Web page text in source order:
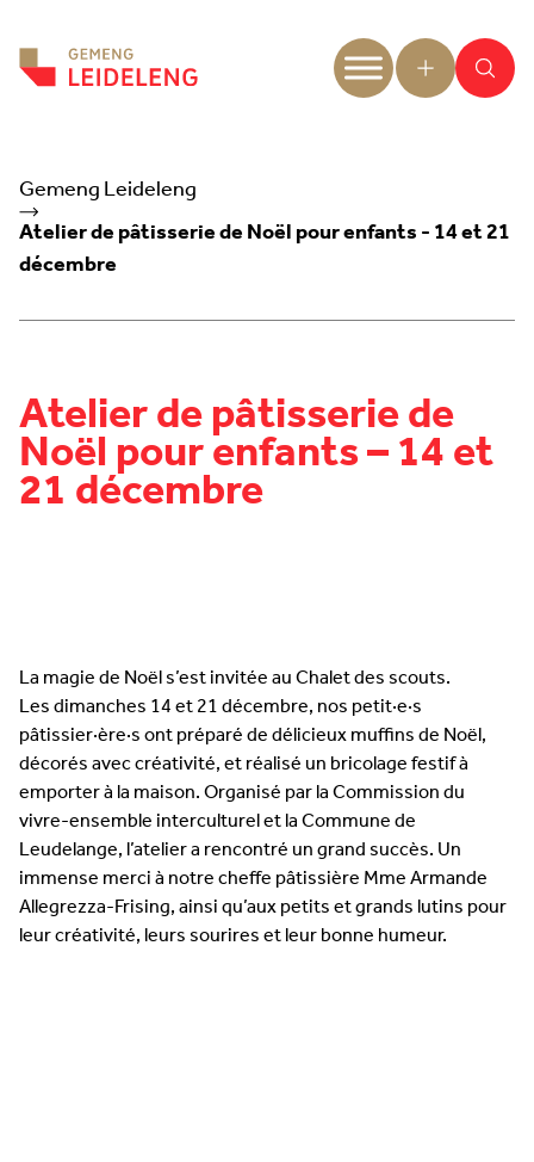
Gemeng Leideleng
Atelier de pâtisserie de Noël pour enfants - 14 et 21
décembre
Atelier de pâtisserie de
Noël pour enfants – 14 et
21 décembre
La magie de Noël s’est invitée au Chalet des scouts.
Les dimanches 14 et 21 décembre, nos petit·e·s
pâtissier·ère·s ont préparé de délicieux muffins de Noël,
décorés avec créativité, et réalisé un bricolage festif à
emporter à la maison. Organisé par la Commission du
vivre-ensemble interculturel et la Commune de
Leudelange, l’atelier a rencontré un grand succès. Un
immense merci à notre cheffe pâtissière Mme Armande
Allegrezza-Frising, ainsi qu’aux petits et grands lutins pour
leur créativité, leurs sourires et leur bonne humeur.